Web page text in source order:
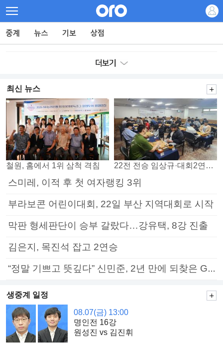
최신 뉴스
철원, 홈에서 1위 삼척 격침 22전 전승 임상규·대회2연패 노리는 김다빈…왕중왕전 16강 7일부터
스미레, 이적 후 첫 여자랭킹 3위
부라보콘 어린이대회, 22일 부산 지역대회로 시작
막판 형세판단이 승부 갈랐다…강유택, 8강 진출
김은지, 목진석 잡고 2연승
“정말 기쁘고 뜻깊다” 신민준, 2년 만에 되찾은 GS칼텍스배 정상
생중계 일정
08.07(금) 13:00
명인전 16강
원성진 vs 김진휘